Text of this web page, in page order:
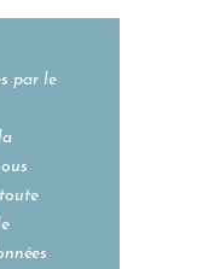
par le